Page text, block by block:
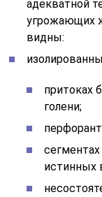
адекватной
угрожающих
видны:
притоках
голени;
истинных